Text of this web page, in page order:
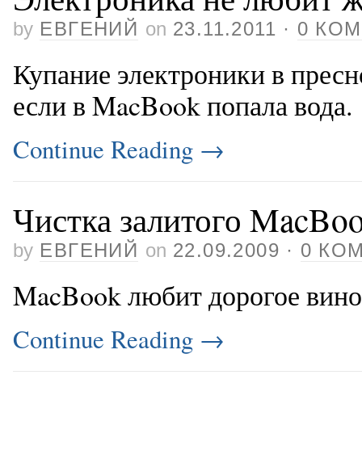
by ЕВГЕНИЙ on 23.11.2011 · 0
Купание электроники в
если в MacBook попала вода.
Continue Reading →
Чистка залитого
by ЕВГЕНИЙ on 22.09.2009 · 0
MacBook любит дорогое
Continue Reading →